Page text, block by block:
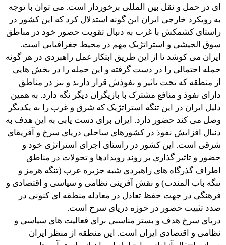
ای در حمل و نقل بین المللی برخوردار است. می توان با توجه
به رویکرد خارجی ایران این گونه استدلال کرد که این کشور در
راستای کشمکش با غرب به دنبال تقویت حضور خود در مناطق
سوق الجیشی و استراتژیک مهم در محیط جغرافیایی است.
ایران می کوشد تا از این طریق ابتکار عمل راهبردی در هر گونه
حمله احتمالی را در دست گرفته و این حمله را در بخش هایی
از منطقه که تحت تاثیر و نفوذش قرار دارند و نیز در مناطق
دارای نفوذ و منافع مشترک با بازیگران دیگر نگه دارد. به همین
دلیل ایران در این تنگه استراتژیک که شرق و غرب را به یکدیگر
وصل می کند حضور دارد. ایران برای دست یابی به این هدف به
دنبال افزایش نفوذ در کشورهای ساحلی دریای سرخ و آفریقای
شرقی است. این کشور در راستای اجرای استراتژی خود و
حضور و تاثیر گذاری بر روند رویدادها و تحولات در مناطق
اطراف گذرگاه های راهبردی شبه جزیره عرب (تنگه هرمز و
تنگه باب المندب) و نقش آفرینی نظامی و سیاسی و اقتصادی و
فرهنگی در جهت حفظ تعادل در معادله منطقه ای کنونی در
صدد تثبیت حضور در حوزه دریای سرخ است.
دریای سرخ هدف و بستر مناسبی برای فعالیت های سیاسی و
نظامی و اقتصادی ایران است. این منطقه از منظر ایران